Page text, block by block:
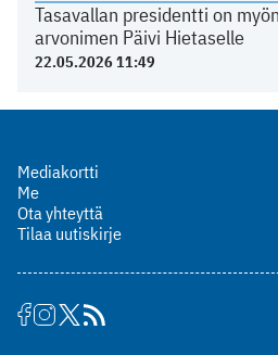
Tasavallan presidentti on
arvonimen Päivi Hietaselle
22.05.2026 11:49
Mediakortti
Me
Ota yhteyttä
Tilaa uutiskirje